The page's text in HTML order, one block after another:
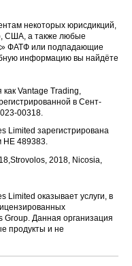
некоторых юрисдикций,
США, а также любые
ФАТФ или подпадающие
информацию вы найдёте
Vantage Trading,
в Сент-
00318.
Limited зарегистрирована
HE 489383.
2018, Nicosia,
Limited оказывает услуги, в
Group. Данная организация
продукты и не